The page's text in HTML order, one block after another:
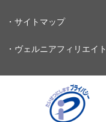
・サイトマップ
・ヴェルニアフィリエイト